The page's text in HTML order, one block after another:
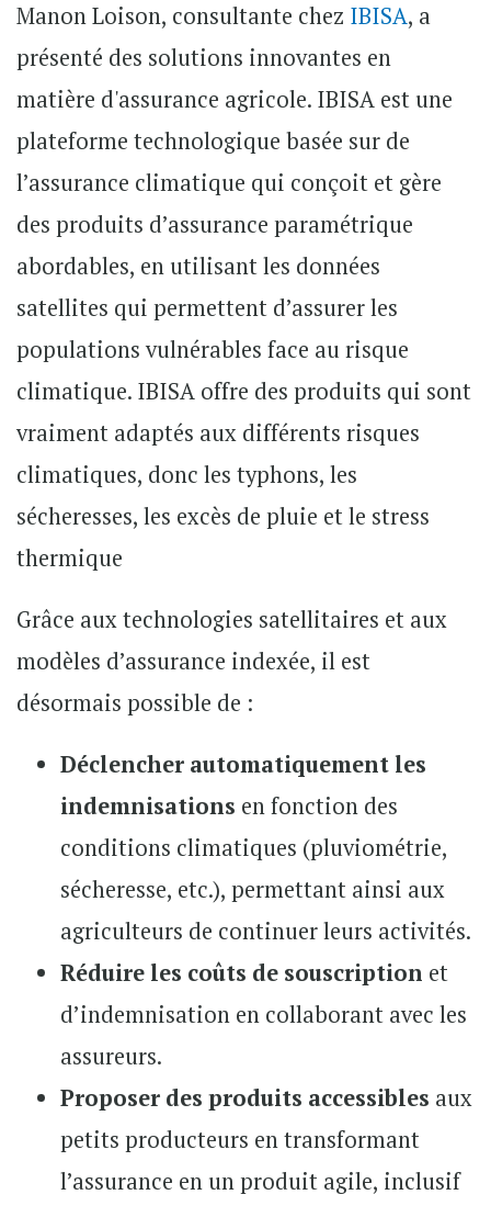
Manon Loison, consultante chez IBISA, a
présenté des solutions innovantes en
matière d'assurance agricole. IBISA est une
plateforme technologique basée sur de
l’assurance climatique qui conçoit et gère
des produits d’assurance paramétrique
abordables, en utilisant les données
satellites qui permettent d’assurer les
populations vulnérables face au risque
climatique. IBISA offre des produits qui sont
vraiment adaptés aux différents risques
climatiques, donc les typhons, les
sécheresses, les excès de pluie et le stress
thermique
Grâce aux technologies satellitaires et aux
modèles d’assurance indexée, il est
désormais possible de :
Déclencher automatiquement les
indemnisations en fonction des
conditions climatiques (pluviométrie,
sécheresse, etc.), permettant ainsi aux
agriculteurs de continuer leurs activités.
Réduire les coûts de souscription et
d’indemnisation en collaborant avec les
assureurs.
Proposer des produits accessibles aux
petits producteurs en transformant
l’assurance en un produit agile, inclusif